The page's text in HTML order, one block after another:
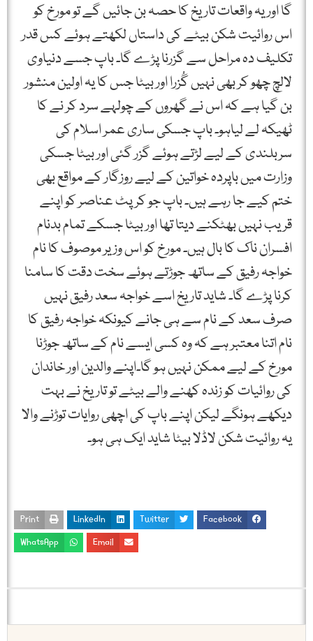
گا اور یہ واقعات تاریخ کا حصہ بن جائیں گے تو مورخ کو
اس روائیت شکن بیٹے کی داستاں لکھتے ہوئے کس قدر
تکلیف دہ مراحل سے گزرنا پڑے گا۔ باپ جسے دنیاوی
لالچ چھو کر بھی نہیں گُزرا اور بیٹا جس کا یہ اولین منشور
بن گیا ہے کہ اس نے گھروں کے چولہے سرد کر نے کا
ٹھیکہ لے لیاہو۔ باپ جسکی ساری عمر اسلام کی
سربلندی کے لیے لڑتے ہوئے گزر گئی اور بیٹا جسکی
وزارت میں باپردہ خواتین کے لیے روزگار کے مواقع بھی
ختم کیے جا رہے ہیں۔ باپ جو کرپٹ عناصر کو اپنے
قریب نہیں بھٹکنے دیتا تھا اور بیٹا جسکے تمام بدنام
افسران ناک کا بال ہیں۔ مورخ کو اس وزیر موصوف کا نام
خواجہ رفیق کے ساتھ جوڑتے ہوئے سخت دقت کا سامنا
کرنا پڑے گا۔ شاید تاریخ اسے خواجہ سعد رفیق نہیں
صرف سعد کے نام سے ہی جانے کیونکہ خواجہ رفیق کا
نام اتنا معتبر ہے کہ وہ کسی ایسے نام کے ساتھ جوڑنا
مورخ کے لیے ممکن نہیں ہو گا۔اپنے والدین اور خاندان
کی روائیات کو زندہ کھنے والے بیٹے تو تاریخ نے بہت
دیکھے ہونگے لیکن اپنے باپ کی اچھی روایات توڑنے والا
یہ روائیت شکن لاڈلا بیٹا شاید ایک ہی ہو۔
Facebook
Twitter
LinkedIn
Print
Email
WhatsApp